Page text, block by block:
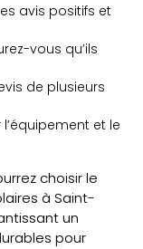
avis positifs et
vous qu’ils
de plusieurs
et le
choisir le
à Saint-
un
pour